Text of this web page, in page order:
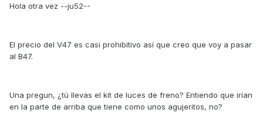
Hola otra vez --ju52--
El precio del V47 es casi prohibitivo así que creo que voy a pasar
al B47.
Una pregun, ¿tú llevas el kit de luces de freno? Entiendo que irían
en la parte de arriba que tiene como unos agujeritos, no?